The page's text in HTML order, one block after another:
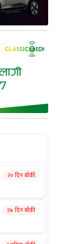
२० दिन बाँकी
२७ दिन बाँकी